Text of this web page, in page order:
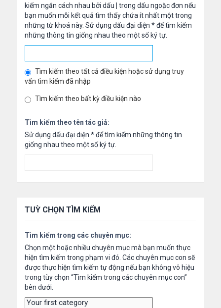
kiếm ngăn cách nhau bởi dấu
trong dấu ngoặc đơn nếu
bạn muốn mỗi kết quả tìm thấy chứa ít nhất một trong
những từ khoá này. Sử dụng dấu đại diện *để tìm kiếm
những thông tin giống nhau theo một số ký tự.
Tìm kiếm theo tất cả điều kiện hoặc sử dụng truy
vấn tìm kiếm đã nhập
Tìm kiếm theo bất kỳ điều kiện nào
Tìm kiếm theo tên tác giả:
Sử dụng dấu đại diện *để tìm kiếm những thông tin
giống nhau theo một số ký tự.
TUỲ CHỌN TÌM KIẾM
Tìm kiếm trong các chuyên mục:
Chọn một hoặc nhiều chuyên mục mà bạn muốn thực
hiện tìm kiếm trong phạm vi đó. Các chuyên mục con sẽ
được thực hiện tìm kiếm tự động nếu bạn không vô hiệu
trong tùy chọn “Tìm kiếm trong các chuyên mục con”
bên dưới.